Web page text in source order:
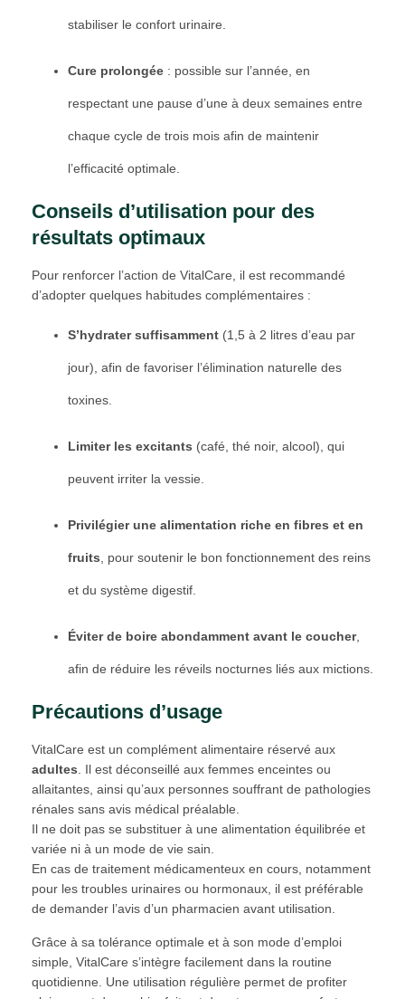
stabiliser le confort urinaire.
Cure prolongée : possible sur l’année, en
respectant une pause d’une à deux semaines entre
chaque cycle de trois mois afin de maintenir
l’efficacité optimale.
Conseils d’utilisation pour des
résultats optimaux
Pour renforcer l’action de VitalCare, il est recommandé
d’adopter quelques habitudes complémentaires :
S’hydrater suffisamment (1,5 à 2 litres d’eau par
jour), afin de favoriser l’élimination naturelle des
toxines.
Limiter les excitants (café, thé noir, alcool), qui
peuvent irriter la vessie.
Privilégier une alimentation riche en fibres et en
fruits , pour soutenir le bon fonctionnement des reins
et du système digestif.
Éviter de boire abondamment avant le coucher,
afin de réduire les réveils nocturnes liés aux mictions.
Précautions d’usage
VitalCare est un complément alimentaire réservé aux
adultes . Il est déconseillé aux femmes enceintes ou
allaitantes, ainsi qu’aux personnes souffrant de pathologies
rénales sans avis médical préalable.
Il ne doit pas se substituer à une alimentation équilibrée et
variée ni à un mode de vie sain.
En cas de traitement médicamenteux en cours, notamment
pour les troubles urinaires ou hormonaux, il est préférable
de demander l’avis d’un pharmacien avant utilisation.
Grâce à sa tolérance optimale et à son mode d’emploi
simple, VitalCare s’intègre facilement dans la routine
quotidienne. Une utilisation régulière permet de profiter